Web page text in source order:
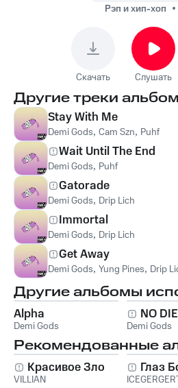
Рэп и хип-хоп
Скачать Слушать
Другие треки
Stay With Me
Demi Gods, Cam Szn, Puhf
Wait Until The End
Demi Gods, Puhf
Gatorade
Demi Gods, Drip Lich
Immortal
Demi Gods, Drip Lich
Get Away
Demi Gods, Yung Pines, Drip
Другие альбомы
Alpha
Demi Gods
NO
Demi Gods
Рекомендованные
Красивое Зло
VILLIAN
Глаз